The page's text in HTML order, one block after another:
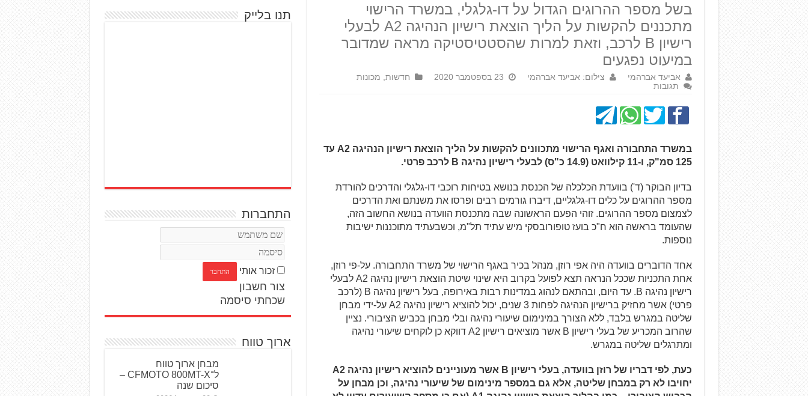
בשל מספר ההרוגים הגדול על דו-גלגלי, במשרד הרישוי
מתכננים להקשות על הליך הוצאת רישיון הנהיגה A2 לבעלי
רישיון B לרכב, וזאת למרות שהסטטיסטיקה מראה שמדובר
במיעוט נפגעים
אביעד אברהמי צילום: אביעד אברהמי 23 בספטמבר 2020 חדשות מכונות
תגובות
במשרד התחבורה ואגף הרישוי מתכוונים להקשות על הליך הוצאת רישיון הנהיגה A2 עד
125 סמ"ק, ו-11 קילוואט (14.9 כ"ס) לבעלי רישיון נהיגה B לרכב פרטי.
בדיון הבוקר (ד') בוועדת הכלכלה של הכנסת בנושא בטיחות רוכבי דו-גלגלי והדרכים להורדת
מספר ההרוגים על כלים דו-גלגליים, דיברו גורמים רבים ופרסו את משנתם ואת הדרכים
לצמצום מספר ההרוגים. זוהי הפעם הראשונה שבה מתכנסת הוועדה בנושא החשוב הזה,
שהעומד בראשה הוא ח"כ בועז טופורובסקי מיש עתיד תל"מ, וכשבעתיד מתוכננות ישיבות
נוספות.
אחד הדוברים בוועדה היה אפי רוזן, מנהל בכיר באגף הרישוי של משרד התחבורה. על-פי רוזן,
אחת התכניות שככל הנראה תצא לפועל בקרוב היא שינוי שיטת הוצאת רישיון נהיגה A2 לבעלי
רישיון נהיגה B. עד היום, ובהתאם לנהוג במדינות רבות באירופה, בעל רישיון נהיגה B (לרכב
פרטי) אשר מחזיק ברישיון הנהיגה לפחות 3 שנים, יכול להוציא רישיון נהיגה A2 על-ידי מבחן
שליטה במגרש בלבד, ללא הצורך במינימום שיעורי נהיגה ובלי מבחן בכביש הציבורי. נציין
שהרוב המכריע של בעלי רישיון B אשר מוציאים רישיון A2 דווקא כן לוקחים שיעורי נהיגה
ומתרגלים שליטה במגרש.
כעת, לפי דבריו של רוזן בוועדה, בעלי רישיון B אשר מעוניינים להוציא רישיון נהיגה A2
יחויבו לא רק במבחן שליטה, אלא גם במספר מינימום של שיעורי נהיגה, וכן מבחן על
תנו בלייק
התחברות
זכור אותי
צור חשבון
שכחתי סיסמה
ארוך טווח
מבחן ארוך טווח
ל־CFMOTO 800MT-X –
סיכום שנה